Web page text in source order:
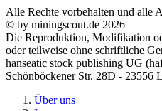
Alle Rechte vorbehalten und alle
© by miningscout.de 2026
Die Reproduktion, Modifikation
oder teilweise ohne schriftliche
hanseatic stock publishing UG
Schönböckener Str. 28D - 23556
Über uns